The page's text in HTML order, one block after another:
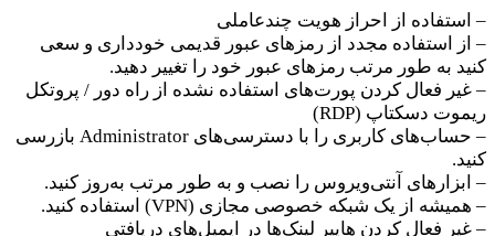
– استفاده از احراز هویت چندعاملی
– از استفاده مجدد از رمزهای عبور قدیمی خودداری و سعی
کنید به طور مرتب رمزهای عبور خود را تغییر دهید.
– غیر فعال کردن پورت‌های استفاده نشده از راه دور / پروتکل
ریموت دسکتاپ (RDP)
– حساب‌های کاربری را با دسترسی‌های Administrator بازرسی
کنید.
– ابزارهای آنتی‌ویروس را نصب و به طور مرتب به‌روز کنید.
– همیشه از یک شبکه خصوصی مجازی (VPN) استفاده کنید.
– غیر فعال کردن هایپر لینک‌ها در ایمیل‌های دریافتی